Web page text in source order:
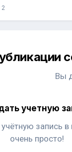
2
Вы
учетную
учётную запись
очень просто!